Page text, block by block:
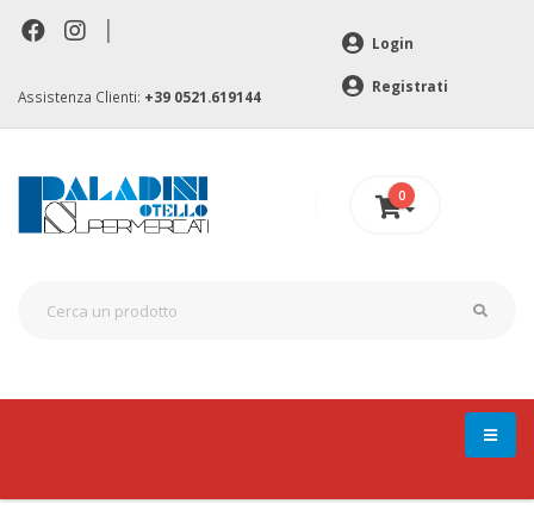
|
Assistenza Clienti: +39 0521.619144
Login
Registrati
0